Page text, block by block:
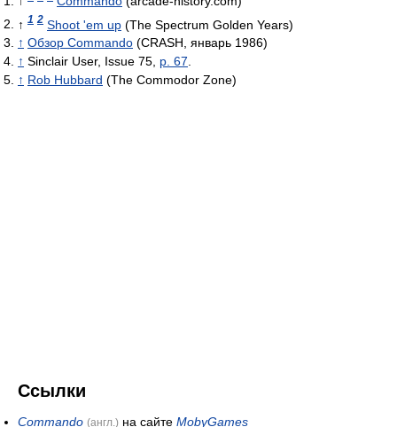
↑ 1 2 Shoot 'em up (The Spectrum Golden Years)
↑ Обзор Commando (CRASH, январь 1986)
↑ Sinclair User, Issue 75, p. 67.
↑ Rob Hubbard (The Commodor Zone)
Ссылки
Commando (англ.) на сайте MobyGames